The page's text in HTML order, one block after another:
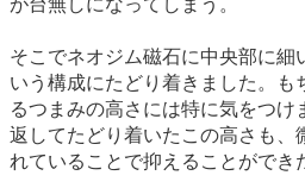
が台無しになってしまう。
そこでネオジム磁石に中央部に細
いう構成にたどり着きました。も
るつまみの高さには特に気をつけ
返してたどり着いたこの高さも、
れていることで抑えることができ